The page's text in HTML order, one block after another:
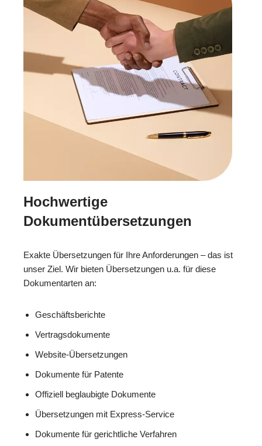
Hochwertige
Dokumentübersetzungen
Exakte Übersetzungen für Ihre Anforderungen – das ist
unser Ziel. Wir bieten Übersetzungen u.a. für diese
Dokumentarten an:
Geschäftsberichte
Vertragsdokumente
Website-Übersetzungen
Dokumente für Patente
Offiziell beglaubigte Dokumente
Übersetzungen mit Express-Service
Dokumente für gerichtliche Verfahren